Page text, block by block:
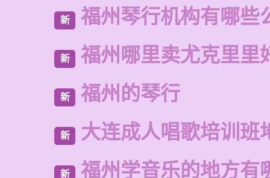
新 福州琴行机构有哪些
新 福州哪里卖尤克里里
新 福州的琴行
新 大连成人唱歌培训班
新 福州学音乐的地方有